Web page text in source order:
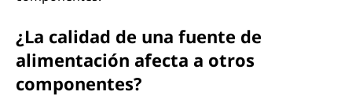
¿La calidad de una fuente de
alimentación afecta a otros
componentes?